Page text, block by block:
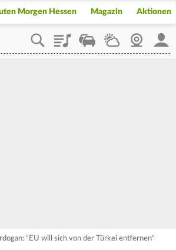
Morgen Hessen Magazin Aktionen
PlaylistStaupilotWetterWebcam
"EU will sich von der Türkei entfernen"